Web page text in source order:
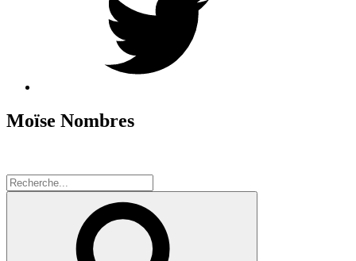
Moïse Nombres
Search
for: